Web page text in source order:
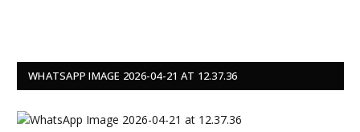
WHATSAPP IMAGE 2026-04-21 AT 12.37.36